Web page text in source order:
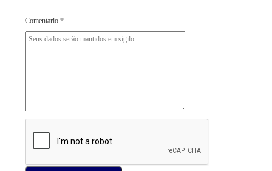
Comentario *